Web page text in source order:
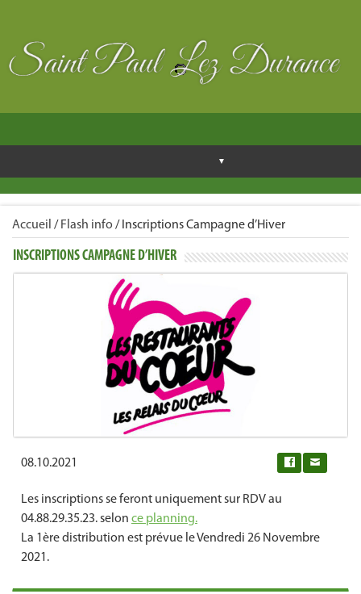
Accueil / Flash info / Inscriptions Campagne d’Hiver
INSCRIPTIONS CAMPAGNE D’HIVER
08.10.2021
Les inscriptions se feront uniquement sur RDV au
04.88.29.35.23. selon ce planning.
La 1ère distribution est prévue le Vendredi 26 Novembre
2021.